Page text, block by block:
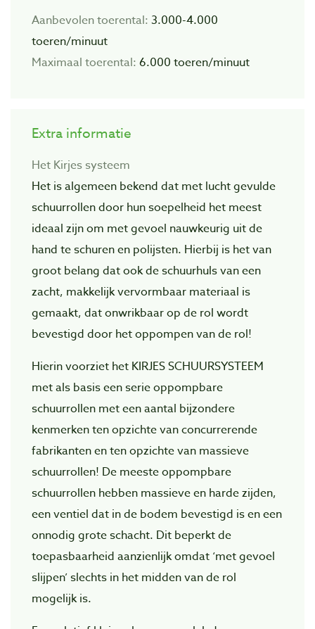
Aanbevolen toerental: 3.000-4.000
toeren/minuut
Maximaal toerental: 6.000 toeren/minuut
Extra informatie
Het Kirjes systeem
Het is algemeen bekend dat met lucht gevulde
schuurrollen door hun soepelheid het meest
ideaal zijn om met gevoel nauwkeurig uit de
hand te schuren en polijsten. Hierbij is het van
groot belang dat ook de schuurhuls van een
zacht, makkelijk vervormbaar materiaal is
gemaakt, dat onwrikbaar op de rol wordt
bevestigd door het oppompen van de rol!
Hierin voorziet het KIRJES SCHUURSYSTEEM
met als basis een serie oppompbare
schuurrollen met een aantal bijzondere
kenmerken ten opzichte van concurrerende
fabrikanten en ten opzichte van massieve
schuurrollen! De meeste oppompbare
schuurrollen hebben massieve en harde zijden,
een ventiel dat in de bodem bevestigd is en een
onnodig grote schacht. Dit beperkt de
toepasbaarheid aanzienlijk omdat ‘met gevoel
slijpen’ slechts in het midden van de rol
mogelijk is.